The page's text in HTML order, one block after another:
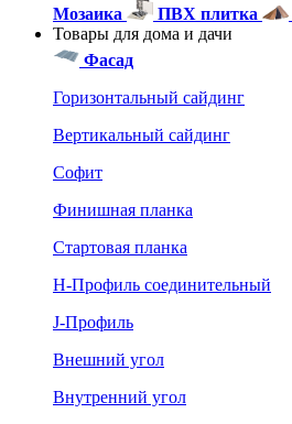
Мозаика
ПВХ плитка
Товары для дома и дачи
Фасад
Горизонтальный сайдинг
Вертикальный сайдинг
Софит
Финишная планка
Стартовая планка
Н-Профиль соединительный
J-Профиль
Внешний угол
Внутренний угол